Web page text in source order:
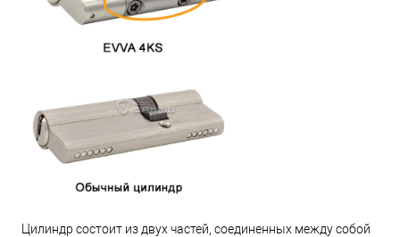
Цилиндр состоит из двух частей, соединенных между собой